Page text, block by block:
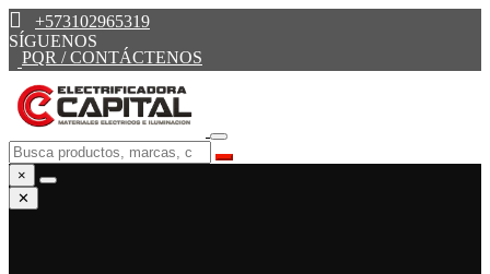
+573102965319
SÍGUENOS
PQR / CONTÁCTENOS
×
✕